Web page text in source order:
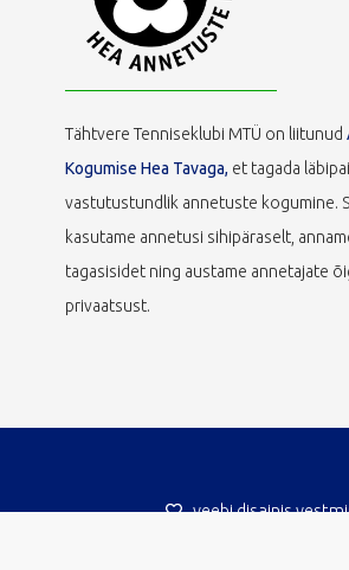
Tähtvere Tenniseklubi MTÜ on liitunud
Kogumise Hea Tavaga, et tagada
vastutustundlik annetuste kogumine.
kasutame annetusi sihipäraselt,
tagasisidet ning austame annetajate
privaatsust.
veebi disainis